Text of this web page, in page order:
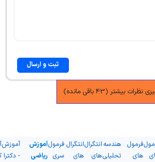
ثبت و ارسال
نظرات بیشتر (43 باقی مانده)
فرمول
های
هندسه
تحلیلی
انتگرال
های
انتگرال
های
فرمول
سری
آموزش
ریاضی
آموزش
- دکترا